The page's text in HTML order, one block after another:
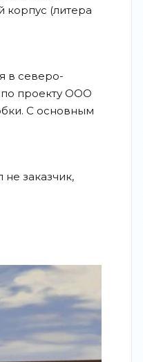
корпус (литера
в северо-
по проекту ООО
С основным
заказчик,